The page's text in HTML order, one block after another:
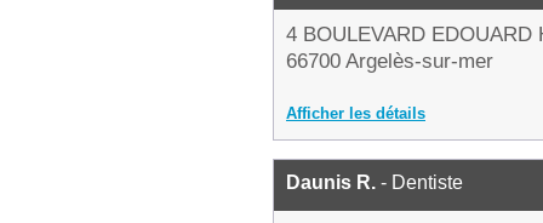
4 BOULEVARD EDOUARD
66700 Argelès-sur-mer
Afficher les détails
Daunis R. - Dentiste